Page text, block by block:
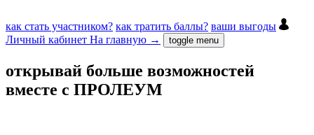
как стать участником? как тратить баллы? ваши выгоды
Личный кабинет На главную → toggle menu
открывай больше возможностей
вместе с ПРОЛЕУМ